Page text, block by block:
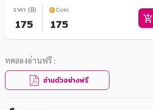
ราคา (฿)
175
Coin
175
ทดลองอ่านฟรี :
อ่านตัวอย่างฟรี